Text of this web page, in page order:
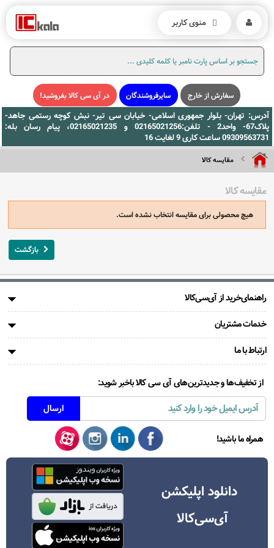
سفارش از خارج سایرفروشندگان در آی سی کالا بفروشید!
آدرس: تهران- بلوار جمهوری اسلامی- خیابان سی تیر- نبش کوچه رستمی جاهد-
پلاک67- واحد2 - تلفن:02165021256 و 02165021235، پیام رسان بله:
09309563731 ساعت کاری 9 لغایت 16
مقایسه کالا
مقایسه کالا
هیچ محصولی برای مقایسه انتخاب نشده است.
بازگشت
راهنمای‌خرید از آی‌سی‌کالا
خدمات مشتریان
ارتباط با ما
از تخفیف‌ها و جدیدترین‌های آی سی کالا باخبر شوید:
همراه ما باشید!
دانلود اپلیکشن
آی‌سی‌کالا
منوی کاربر